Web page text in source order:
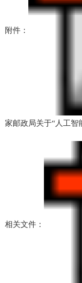
附件：
家邮政局关于“人工智
相关文件：